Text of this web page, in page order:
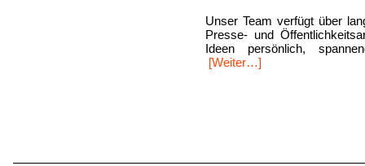
Unser Team verfügt über
Presse- und
Ideen persönlich,
[Weiter…]